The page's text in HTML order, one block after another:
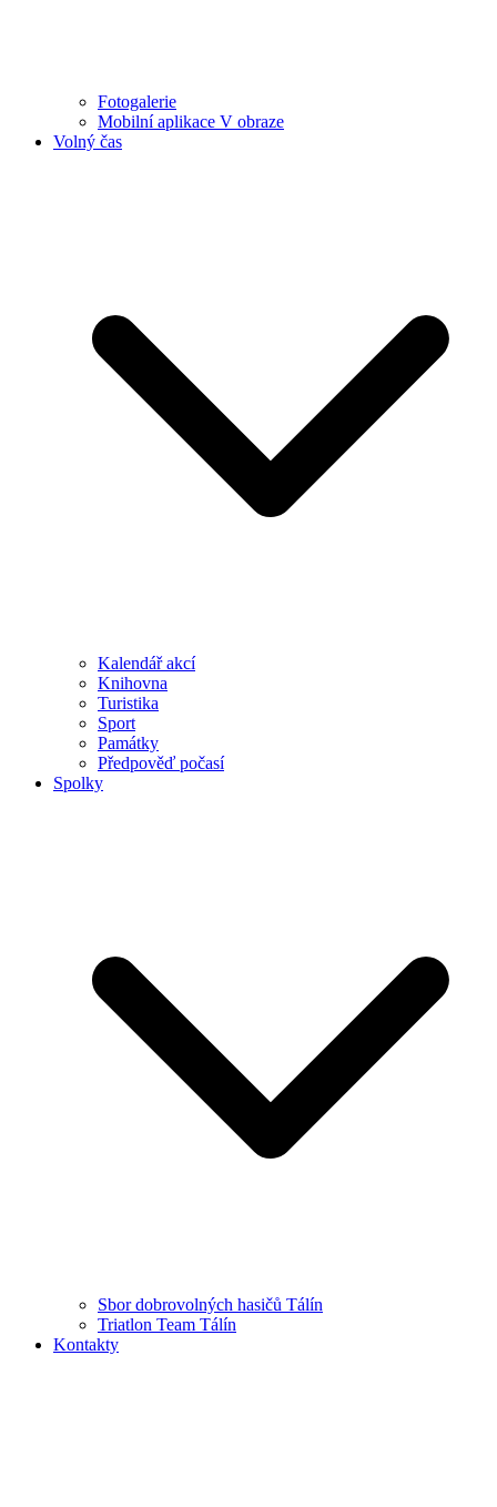
Fotogalerie
Mobilní aplikace V obraze
Volný čas
Kalendář akcí
Knihovna
Turistika
Sport
Památky
Předpověď počasí
Spolky
Sbor dobrovolných hasičů Tálín
Triatlon Team Tálín
Kontakty